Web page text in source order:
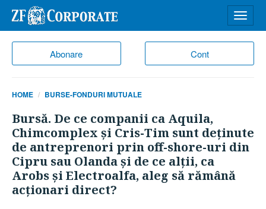
Abonare Cont
meniu
HOME BURSE-FONDURI MUTUALE
Bursă. De ce companii ca Aquila,
Chimcomplex şi Cris-Tim sunt deţinute
de antreprenori prin off-shore-uri din
Cipru sau Olanda şi de ce alţii, ca
Arobs şi Electroalfa, aleg să rămână
acţionari direct?